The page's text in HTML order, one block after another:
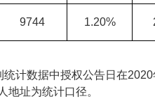
9744 1.20%
计数据中授权公告日在
地址为统计口径。